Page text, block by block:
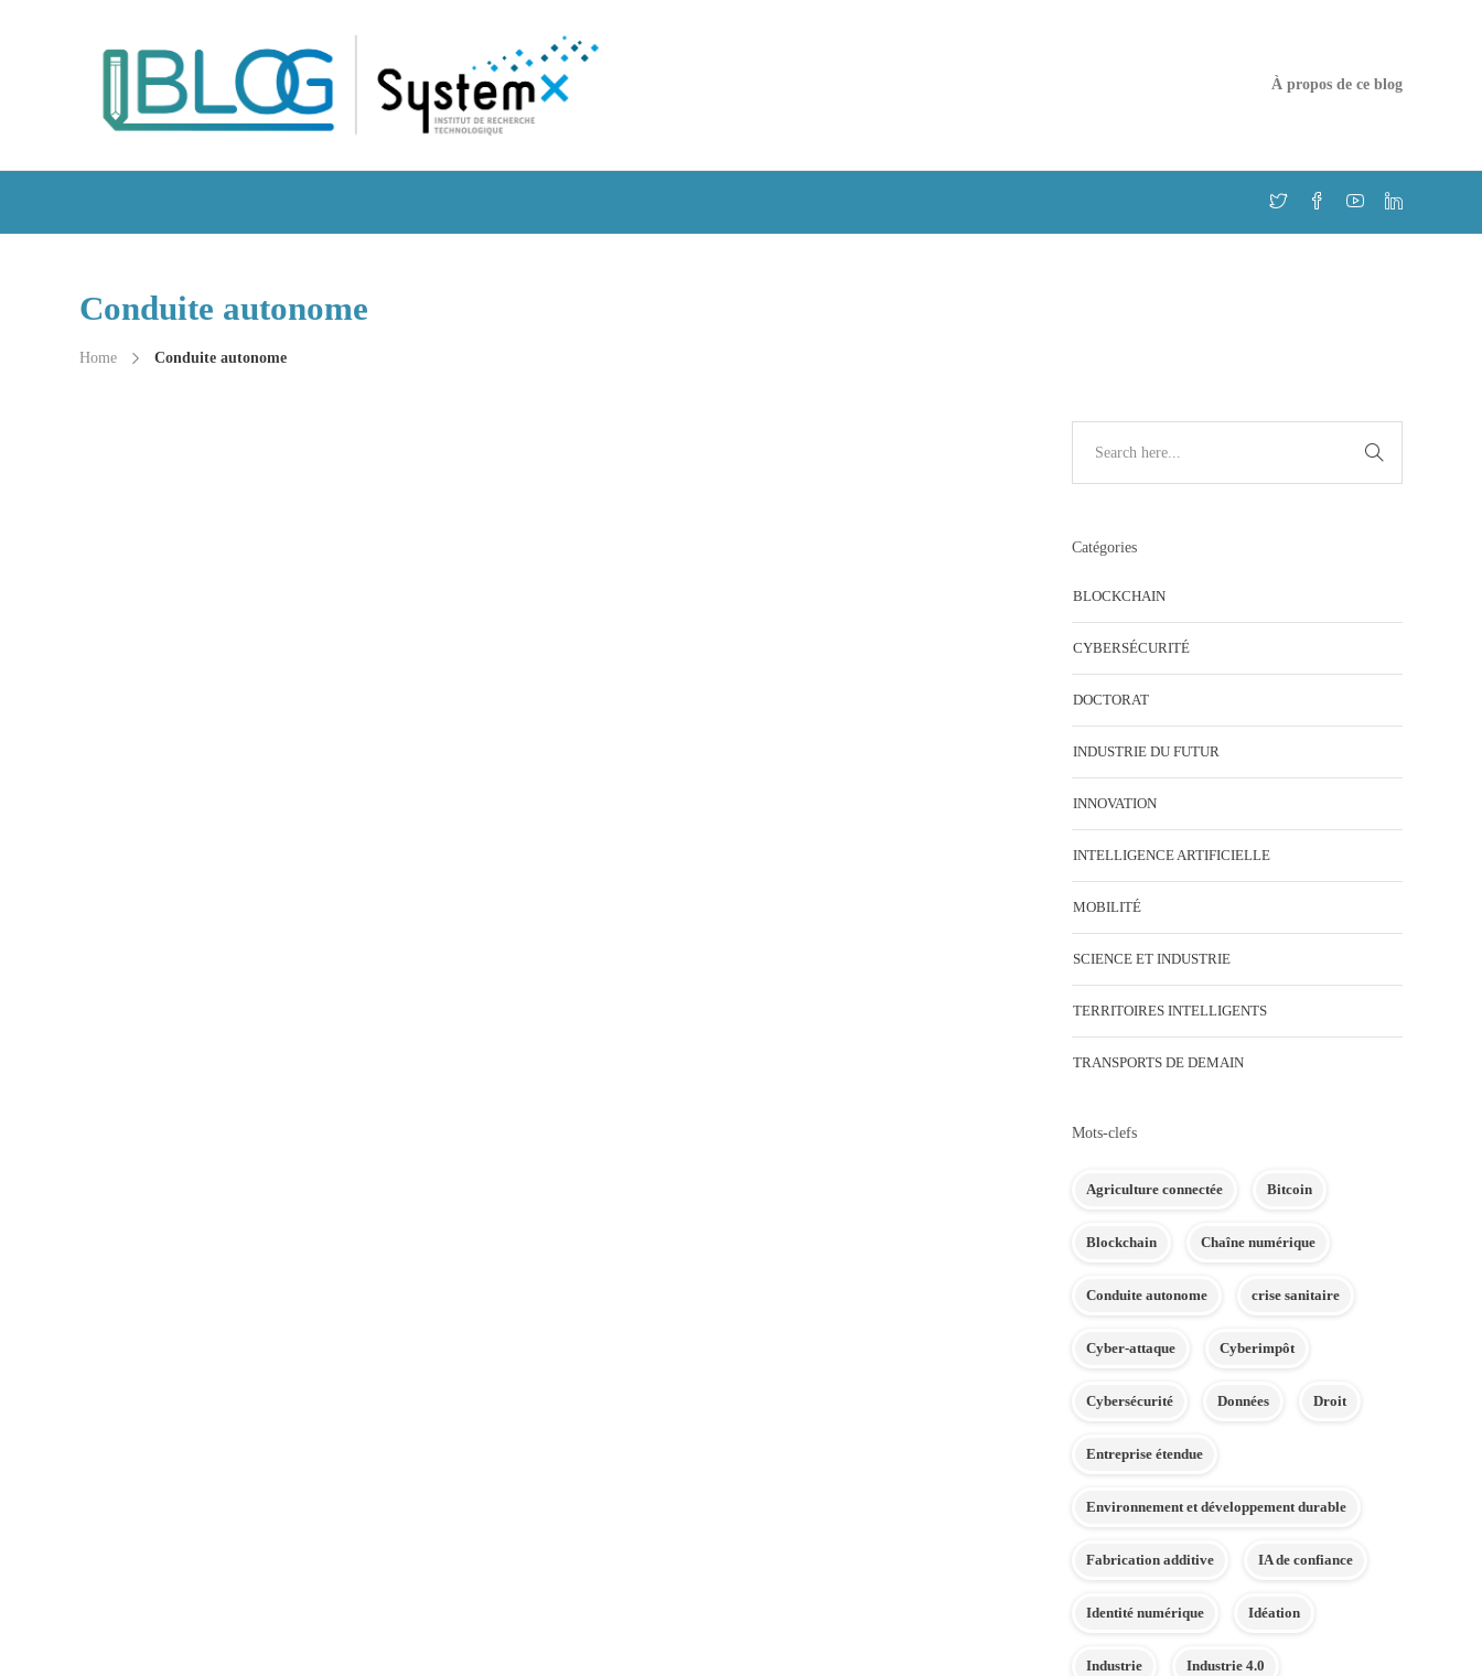
À propos de ce blog
Conduite autonome
Home Conduite autonome
Catégories
BLOCKCHAIN
CYBERSÉCURITÉ
DOCTORAT
INDUSTRIE DU FUTUR
INNOVATION
INTELLIGENCE ARTIFICIELLE
MOBILITÉ
SCIENCE ET INDUSTRIE
TERRITOIRES INTELLIGENTS
TRANSPORTS DE DEMAIN
Mots-clefs
Agriculture connectée Bitcoin
Blockchain Chaîne numérique
Conduite autonome crise sanitaire
Cyber-attaque Cyberimpôt
Cybersécurité Données Droit
Entreprise étendue
Environnement et développement durable
Fabrication additive IA de confiance
Identité numérique Idéation
Industrie Industrie 4.0